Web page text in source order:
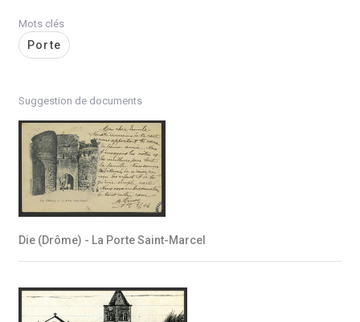
Mots clés
Porte
Suggestion de documents
Die (Drôme) - La Porte Saint-Marcel